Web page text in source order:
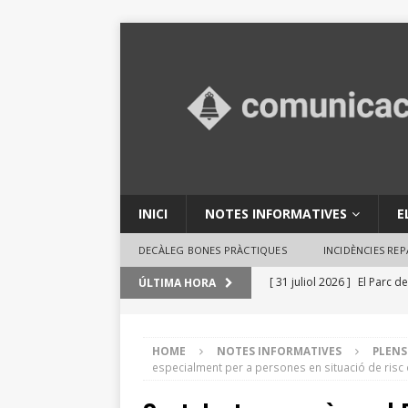
INICI NOTES INFORMATIVES
DECÀLEG BONES PRÀCTIQUES INCIDÈNCIES
ÚLTIMA HORA [ 31 juliol 2026 ] El Parc
[ 29 juliol 2026 ]
INFORMATIVES
HOME NOTES INFORMATIVES
especialment per a persones en situació de risc